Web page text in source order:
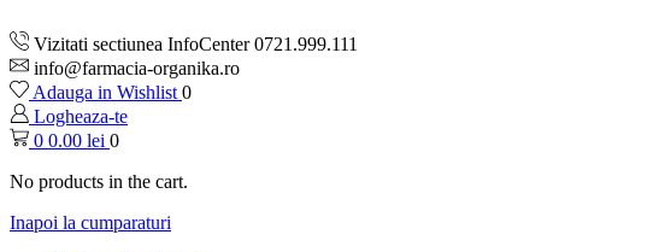
Vizitati sectiunea InfoCenter 0721.999.111
info@farmacia-organika.ro
Adauga in Wishlist 0
Logheaza-te
0 0.00 lei 0
No products in the cart.
Inapoi la cumparaturi